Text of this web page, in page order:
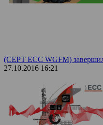
(CEPT ECC WGFM)
27.10.2016 16:21